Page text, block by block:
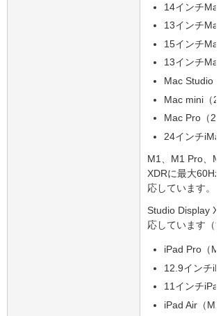
14インチ
13インチ
15インチ
13インチ
Mac Studio
Mac mini（
Mac Pro（
24インチ
M1、M1 Pro、
XDRに最大
応しています。
Studio Display
応しています（
iPad Pro（
12.9インチ
11インチ
iPad Air（M2